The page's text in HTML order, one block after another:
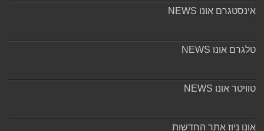
אינסטגרם אונו NEWS
טלגרם אונו NEWS
טוויטר אונו NEWS
אונו ניוז אתר החדשות